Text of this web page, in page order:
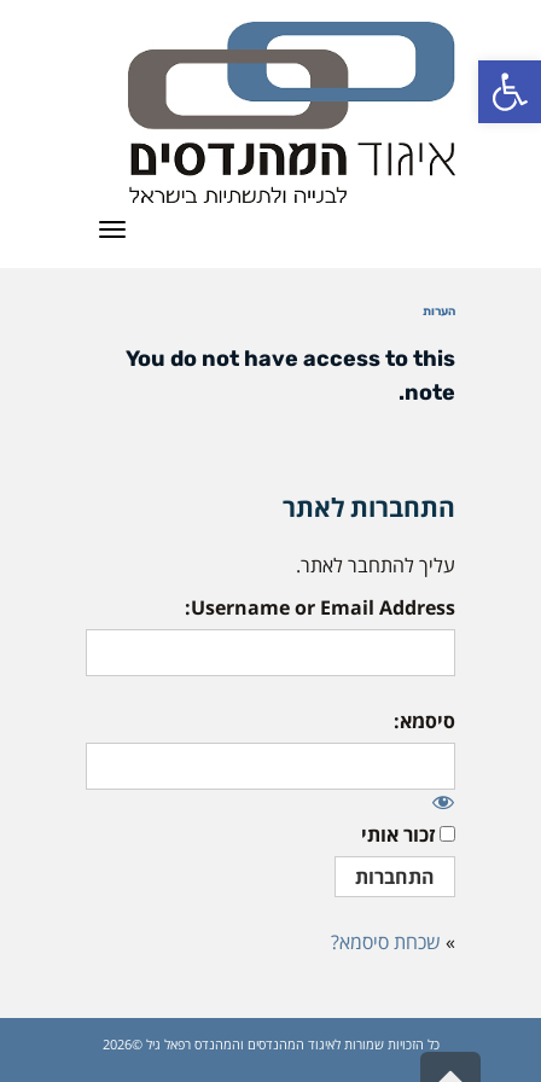
פתח סרגל נגישות
תפריט
הערות
You do not have access to this
note.
התחברות לאתר
עליך להתחבר לאתר.
Username or Email Address:
סיסמא:
זכור אותי
» שכחת סיסמא?
כל הזכויות שמורות לאיגוד המהנדסים והמהנדס רפאל גיל ©2026